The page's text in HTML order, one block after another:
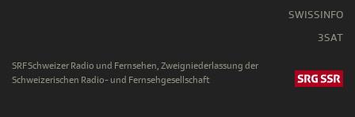
SWISSINFO
3SAT
SRF Schweizer Radio und Fernsehen, Zweigniederlassung der
Schweizerischen Radio- und Fernsehgesellschaft